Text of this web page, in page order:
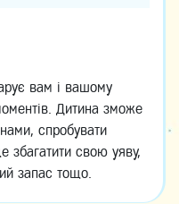
вам і вашому
Дитина зможе
спробувати
збагатити свою уяву,
запас тощо.